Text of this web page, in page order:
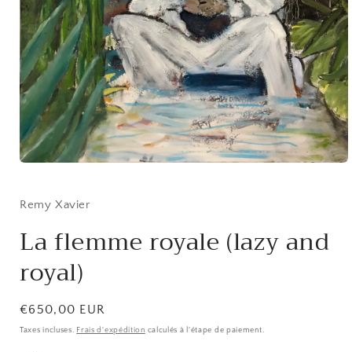
1
fenêtre
modale
Remy Xavier
La flemme royale (lazy and
royal)
Prix
habituel
€650,00 EUR
Taxes incluses. Frais d'expédition calculés à l'étape de paiement.